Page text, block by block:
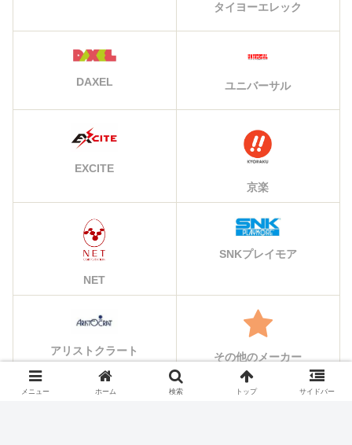
タイヨーエレック
DAXEL ユニバーサル
EXCITE
京楽
NET
SNKプレイモア
アリストクラート その他のメーカー
メニュー ホーム 検索 トップ サイドバー